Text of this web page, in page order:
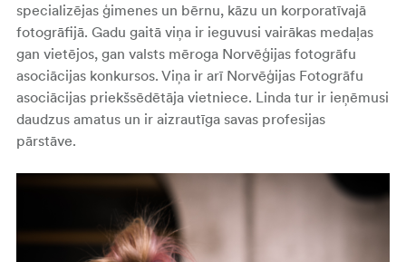
specializējas ģimenes un bērnu, kāzu un korporatīvajā
fotogrāfijā. Gadu gaitā viņa ir ieguvusi vairākas medaļas
gan vietējos, gan valsts mēroga Norvēģijas fotogrāfu
asociācijas konkursos. Viņa ir arī Norvēģijas Fotogrāfu
asociācijas priekšsēdētāja vietniece. Linda tur ir ieņēmusi
daudzus amatus un ir aizrautīga savas profesijas
pārstāve.